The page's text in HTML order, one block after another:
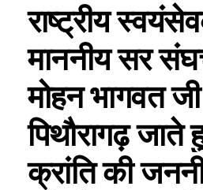
राष्ट्रीय
माननीय सर
मोहन भागवत
पिथौरागढ़ जाते
क्रांति की